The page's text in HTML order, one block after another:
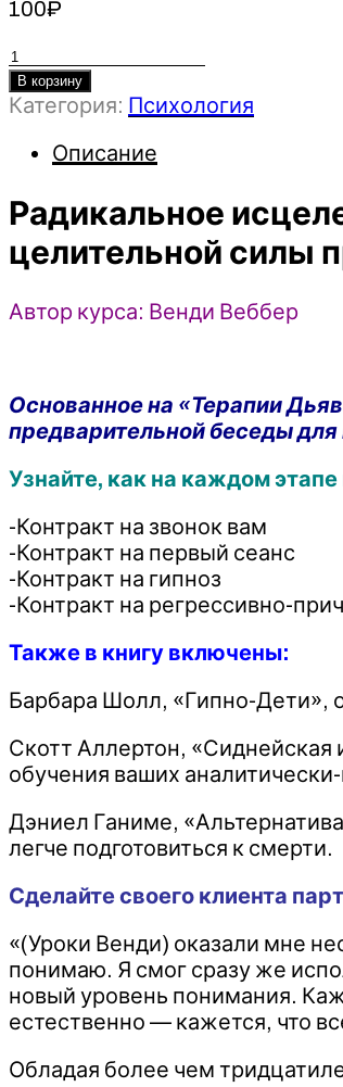
100₽
Количество
товара
Радикальное
руководство
гипнотерапевтов
использованию
силы
-
Венди
Веббер
(2025)
В корзину
Категория: Психология
Описание
Радикальное
целительной силы
Автор курса: Венди Веббер
Основанное на «Терапии
предварительной беседы
Узнайте, как на каждом
-Контракт на звонок вам
-Контракт на первый сеанс
-Контракт на гипноз
-Контракт на регрессивно-
Также в книгу включены:
Барбара Шолл, «Гипно-Дети»,
Скотт Аллертон, «Сиднейская
обучения ваших
Дэниел Ганиме,
легче подготовиться к смерти.
Сделайте своего клиента
«(Уроки Венди) оказали мне
понимаю. Я смог сразу же
новый уровень понимания.
естественно — кажется, что
Обладая более чем